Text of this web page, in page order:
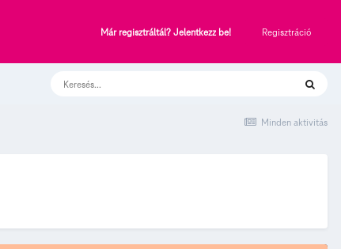
Már regisztráltál? Jelentkezz be! Regisztráció
Minden aktivitás